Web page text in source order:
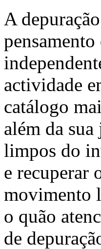
A
actividade
catálogo
além da
limpos do
e recuperar
movimento
o quão
de